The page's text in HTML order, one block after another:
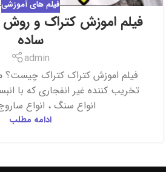
فیلم های آموزشی
فیلم اموزش کتراک و روش
ساده
admin
فیلم اموزش کتراک کتراک چیست؟
تخریب کننده غیر انفجاری که با
انواع سنگ ، انواع
ادامه مطلب